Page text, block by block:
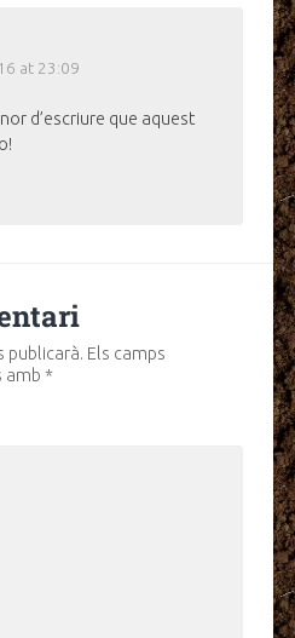
at 23:09
d’escriure que aquest
publicarà. Els camps
amb *